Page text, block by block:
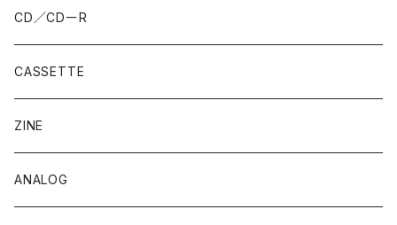
CD／CDーR
CASSETTE
ZINE
ANALOG